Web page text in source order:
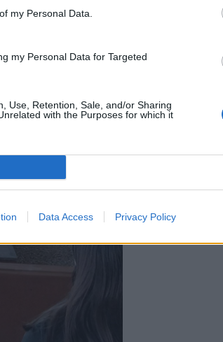
my Personal Data.
my Personal Data for Targeted
Use, Retention, Sale, and/or Sharing
with the Purposes for which it
Data Access Privacy Policy